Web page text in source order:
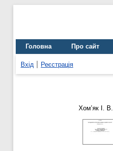
Головна Про сайт
Вхід Реєстрація
Хом’як І. В.